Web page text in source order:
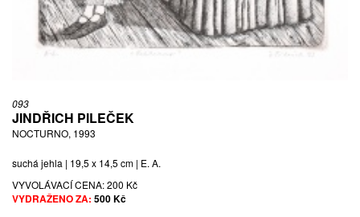
093
JINDŘICH PILEČEK
NOCTURNO, 1993
suchá jehla | 19,5 x 14,5 cm | E. A.
VYVOLÁVACÍ CENA:200 Kč
VYDRAŽENO ZA: 500 Kč